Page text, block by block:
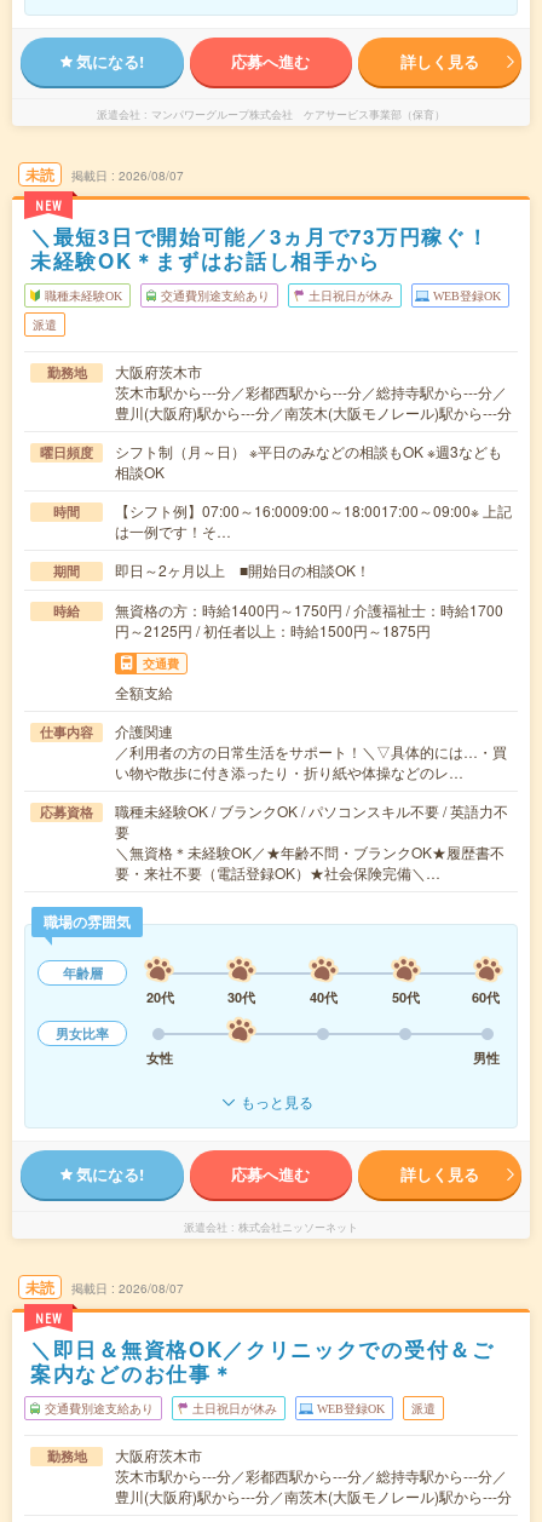
気になる! 応募へ進む 詳しく見る
派遣会社 マンパワーグループ株式会社 ケアサービス事業部（保育）
未読
NEW
掲載日 2026/08/07
＼最短3日で開始可能／3ヵ月で73万円稼ぐ！
未経験OK＊まずはお話し相手から
職種未経験OK 交通費別途支給あり 土日祝日が休み WEB登録OK
派遣
勤務地
大阪府茨木市
茨木市駅から---分／彩都西駅から---分／総持寺駅から---分／
豊川(大阪府)駅から---分／南茨木(大阪モノレール)駅から---分
曜日頻度
シフト制（月～日） ※平日のみなどの相談もOK ※週3なども
相談OK
時間
【シフト例】07:00～16:0009:00～18:0017:00～09:00※ 上記
は一例です！そ…
期間 即日～2ヶ月以上 ■開始日の相談OK！
時給
無資格の方：時給1400円～1750円 / 介護福祉士：時給1700
円～2125円 / 初任者以上：時給1500円～1875円
交通費
全額支給
仕事内容
介護関連
／利用者の方の日常生活をサポート！＼▽具体的には…・買
い物や散歩に付き添ったり・折り紙や体操などのレ…
応募資格
職種未経験OK / ブランクOK / パソコンスキル不要 / 英語力不
要
＼無資格＊未経験OK／★年齢不問・ブランクOK★履歴書不
要・来社不要（電話登録OK）★社会保険完備＼…
職場の雰囲気
年齢層
20代
30代 40代 50代
60代
男女比率
女性
男性
もっと見る
気になる! 応募へ進む 詳しく見る
派遣会社 株式会社ニッソーネット
未読
NEW
掲載日 2026/08/07
＼即日＆無資格OK／クリニックでの受付＆ご
案内などのお仕事＊
交通費別途支給あり 土日祝日が休み WEB登録OK 派遣
勤務地
大阪府茨木市
茨木市駅から---分／彩都西駅から---分／総持寺駅から---分／
豊川(大阪府)駅から---分／南茨木(大阪モノレール)駅から---分